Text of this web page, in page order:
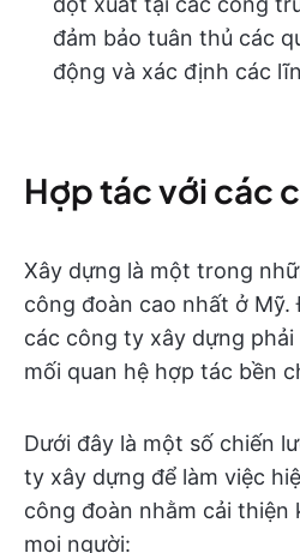
đảm bảo tuân thủ các
động và xác định các
Hợp tác với các
Xây dựng là một trong
công đoàn cao nhất ở Mỹ.
các công ty xây dựng
mối quan hệ hợp tác bền
Dưới đây là một số chiến
ty xây dựng để làm việc
công đoàn nhằm cải thiện
mọi người: